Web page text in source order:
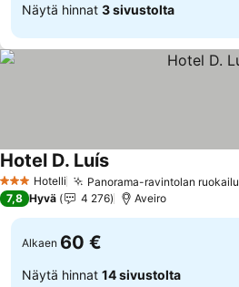
Näytä hinnat 3 sivustolta
3 Tähtiluokitus
Hotelli Panorama-ravintolan ruokailu
Hotel D. Luís
7,8 Hyvä 4 276 Aveiro
Alkaen 60 €
Näytä hinnat 14 sivustolta